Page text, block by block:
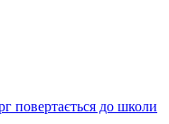
повертається до школи